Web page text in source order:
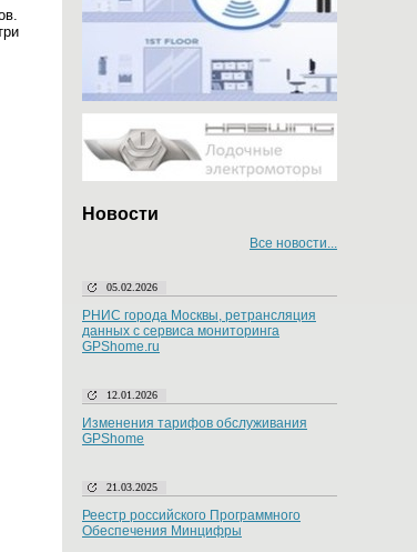
Новости
Все новости...
05.02.2026
РНИС города Москвы, ретрансляция
данных с сервиса мониторинга
GPShome.ru
12.01.2026
Изменения тарифов обслуживания
GPShome
21.03.2025
Реестр российского Программного
Обеспечения Минцифры